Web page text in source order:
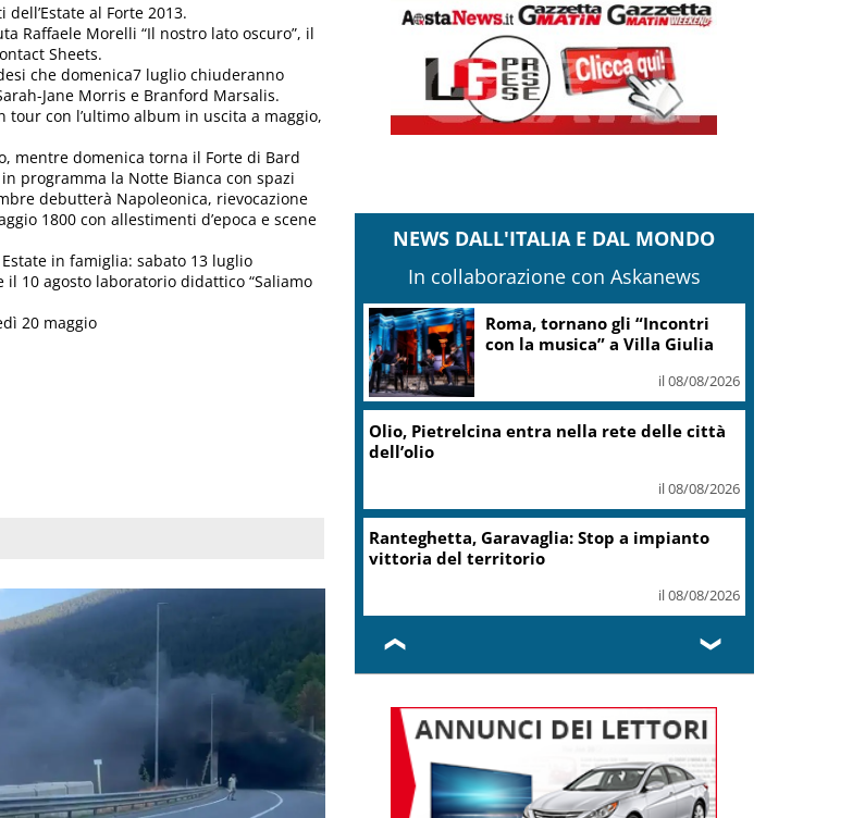
al Forte 2013.
Raffaele Morelli “Il nostro lato oscuro”, il
Sheets.
che domenica7 luglio chiuderanno
Jane Morris e Branford Marsalis.
con l’ultimo album in uscita a maggio,
mentre domenica torna il Forte di Bard
programma la Notte Bianca con spazi
debutterà Napoleonica, rievocazione
1800 con allestimenti d’epoca e scene
in famiglia: sabato 13 luglio
10 agosto laboratorio didattico “Saliamo
20 maggio
NEWS DALL'ITALIA E DAL MONDO
In collaborazione con Askanews
Roma, tornano gli “Incontri
con la musica” a Villa Giulia
il 08/08/2026
Olio, Pietrelcina entra nella rete delle città
dell’olio
il 08/08/2026
Ranteghetta, Garavaglia: Stop a impianto
vittoria del territorio
il 08/08/2026
❮ ❯